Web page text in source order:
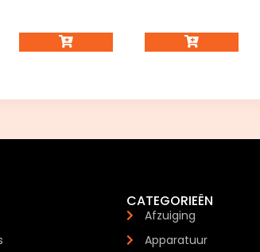
CATEGORIEËN
Afzuiging
Apparatuur